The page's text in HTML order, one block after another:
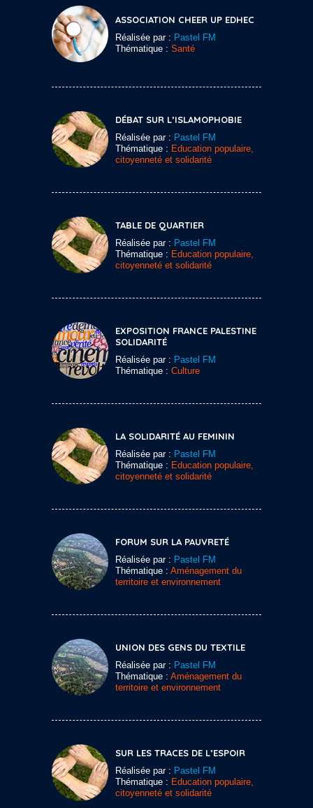
ASSOCIATION CHEER UP EDHEC
Réalisée par : Pastel FM
Thématique : Santé
DÉBAT SUR L’ISLAMOPHOBIE
Réalisée par : Pastel FM
Thématique : Education populaire,
citoyenneté et solidarité
TABLE DE QUARTIER
Réalisée par : Pastel FM
Thématique : Education populaire,
citoyenneté et solidarité
EXPOSITION FRANCE PALESTINE
SOLIDARITÉ
Réalisée par : Pastel FM
Thématique : Culture
LA SOLIDARITÉ AU FEMININ
Réalisée par : Pastel FM
Thématique : Education populaire,
citoyenneté et solidarité
FORUM SUR LA PAUVRETÉ
Réalisée par : Pastel FM
Thématique : Aménagement du
territoire et environnement
UNION DES GENS DU TEXTILE
Réalisée par : Pastel FM
Thématique : Aménagement du
territoire et environnement
SUR LES TRACES DE L’ESPOIR
Réalisée par : Pastel FM
Thématique : Education populaire,
citoyenneté et solidarité